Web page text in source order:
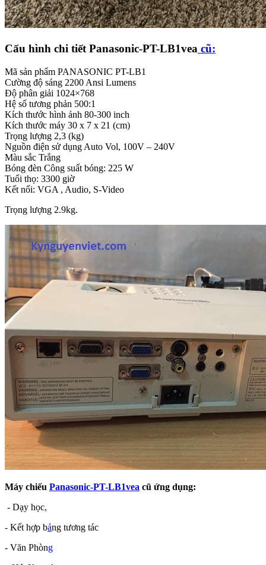
Cấu hình chi tiết Panasonic-PT-LB1vea cũ:
Mã sản phẩm PANASONIC PT-LB1
Cường độ sáng 2200 Ansi Lumens
Độ phân giải 1024×768
Hệ số tương phản 500:1
Kích thước hình ảnh 80-300 inch
Kích thước máy 30 x 7 x 21 (cm)
Trọng lượng 2,3 (kg)
Nguồn điện sử dụng Auto Vol, 100V – 240V
Màu sắc Trắng
Bóng đèn Công suất bóng: 225 W
Tuổi thọ: 3300 giờ
Kết nối: VGA , Audio, S-Video
Trọng lượng 2.9kg.
Máy chiếu Panasonic-PT-LB1vea cũ ứng dụng:
- Dạy học,
- Kết hợp bảng tương tác
- Văn Phòng